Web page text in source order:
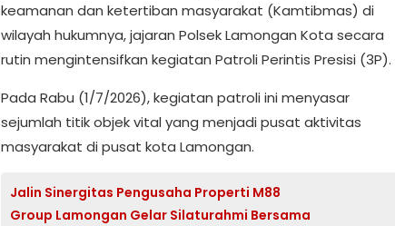
keamanan dan ketertiban masyarakat (Kamtibmas) di
wilayah hukumnya, jajaran Polsek Lamongan Kota secara
rutin mengintensifkan kegiatan Patroli Perintis Presisi (3P).
Pada Rabu (1/7/2026), kegiatan patroli ini menyasar
sejumlah titik objek vital yang menjadi pusat aktivitas
masyarakat di pusat kota Lamongan.
Jalin Sinergitas Pengusaha Properti M88
Group Lamongan Gelar Silaturahmi Bersama